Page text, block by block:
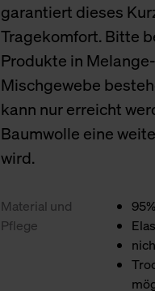
garantiert dieses
Tragekomfort. Bitte
Produkte in
Mischgewebe
kann nur erreicht
Baumwolle eine
wird.
Material und
Pflege